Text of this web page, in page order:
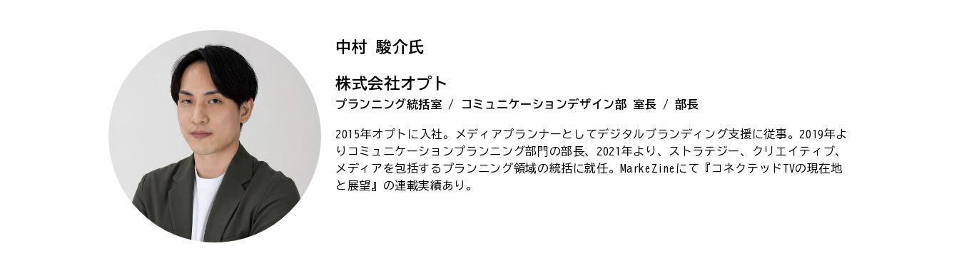
中村 駿介氏
株式会社オプト
プランニング統括室 / コミュニケーションデザイン部 室長 / 部長
2015年オプトに入社。メディアプランナーとしてデジタルブランディング支援に従事。2019年よ
りコミュニケーションプランニング部門の部長、2021年より、ストラテジー、クリエイティブ、
メディアを包括するプランニング領域の統括に就任。MarkeZineにて『コネクテッドTVの現在地
と展望』の連載実績あり。